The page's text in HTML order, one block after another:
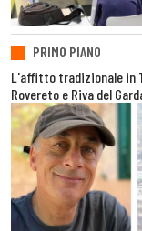
PRIMO PIANO
L'affitto tradizionale in
Rovereto e Riva del